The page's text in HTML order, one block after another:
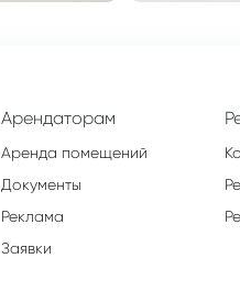
Арендаторам
Аренда помещений
Документы
Реклама
Заявки